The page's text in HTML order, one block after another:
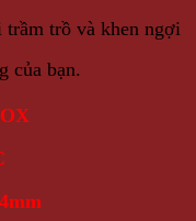
trồ và khen ngợi
của bạn.